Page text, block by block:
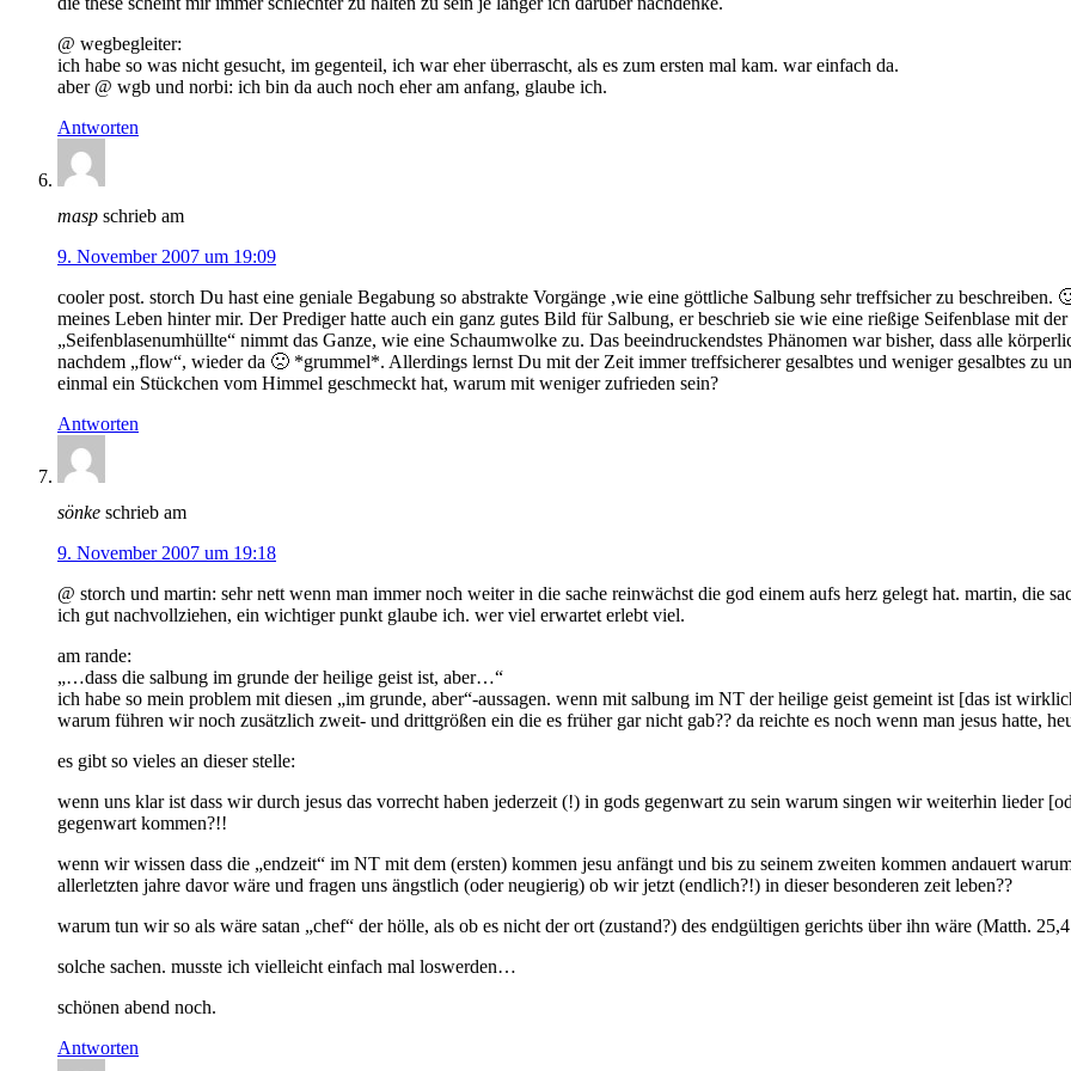
@ wegbegleiter:
ich habe so was nicht gesucht, im gegenteil, ich war eher überrascht, als es zum ersten mal kam. war einfach da.
aber @ wgb und norbi: ich bin da auch noch eher am anfang, glaube ich.
Antworten
masp schrieb am
9. November 2007 um 19:09
cooler post. storch Du hast eine geniale Begabung so abstrakte Vorgänge ,wie eine göttliche Salbung sehr treffsicher zu beschreiben.
meines Leben hinter mir. Der Prediger hatte auch ein ganz gutes Bild für Salbung, er beschrieb sie wie eine rießige Seifenblase mit
„Seifenblasenumhüllte“ nimmt das Ganze, wie eine Schaumwolke zu. Das beeindruckendstes Phänomen war bisher, dass alle
nachdem „flow“, wieder da 🙁 *grummel*. Allerdings lernst Du mit der Zeit immer treffsicherer gesalbtes und weniger gesalbtes zu
einmal ein Stückchen vom Himmel geschmeckt hat, warum mit weniger zufrieden sein?
Antworten
sönke schrieb am
9. November 2007 um 19:18
@ storch und martin: sehr nett wenn man immer noch weiter in die sache reinwächst die god einem aufs herz gelegt hat. martin, die
ich gut nachvollziehen, ein wichtiger punkt glaube ich. wer viel erwartet erlebt viel.
am rande:
„…dass die salbung im grunde der heilige geist ist, aber…“
ich habe so mein problem mit diesen „im grunde, aber“-aussagen. wenn mit salbung im NT der heilige geist gemeint ist [das ist
warum führen wir noch zusätzlich zweit- und drittgrößen ein die es früher gar nicht gab?? da reichte es noch wenn man jesus hatte,
es gibt so vieles an dieser stelle:
wenn uns klar ist dass wir durch jesus das vorrecht haben jederzeit (!) in gods gegenwart zu sein warum singen wir weiterhin lieder
gegenwart kommen?!!
wenn wir wissen dass die „endzeit“ im NT mit dem (ersten) kommen jesu anfängt und bis zu seinem zweiten kommen andauert
allerletzten jahre davor wäre und fragen uns ängstlich (oder neugierig) ob wir jetzt (endlich?!) in dieser besonderen zeit leben??
warum tun wir so als wäre satan „chef“ der hölle, als ob es nicht der ort (zustand?) des endgültigen gerichts über ihn wäre (Matth.
solche sachen. musste ich vielleicht einfach mal loswerden…
schönen abend noch.
Antworten